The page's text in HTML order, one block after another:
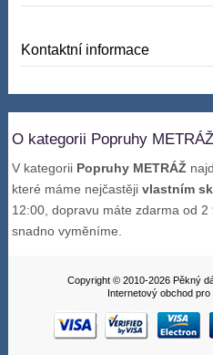
Kontaktní informace
O kategorii Popruhy METRÁŽ
V kategorii Popruhy METRÁŽ
které máme nejčastějivlastním
12:00, dopravu máte zdarma od 2
snadno vyměníme.
Copyright © 2010-2026 Pěkný
Internetový obchod pro